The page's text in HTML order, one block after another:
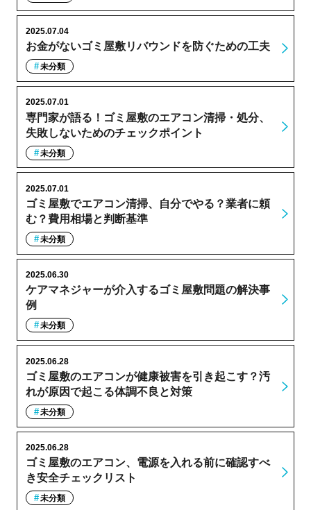
お金がないゴミ屋敷リバウンドを防ぐための工夫
2025.07.04
未分類
専門家が語る！ゴミ屋敷のエアコン清掃・処分、
失敗しないためのチェックポイント
2025.07.01
未分類
ゴミ屋敷でエアコン清掃、自分でやる？業者に頼
む？費用相場と判断基準
2025.07.01
未分類
ケアマネジャーが介入するゴミ屋敷問題の解決事
例
2025.06.30
未分類
ゴミ屋敷のエアコンが健康被害を引き起こす？汚
れが原因で起こる体調不良と対策
2025.06.28
未分類
ゴミ屋敷のエアコン、電源を入れる前に確認すべ
き安全チェックリスト
2025.06.28
未分類